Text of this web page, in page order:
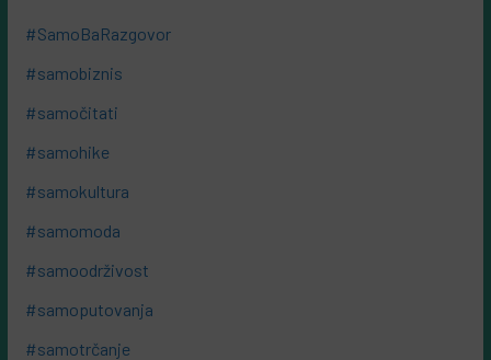
#SamoBaRazgovor
#samobiznis
#samočitati
#samohike
#samokultura
#samomoda
#samoodrživost
#samoputovanja
#samotrčanje